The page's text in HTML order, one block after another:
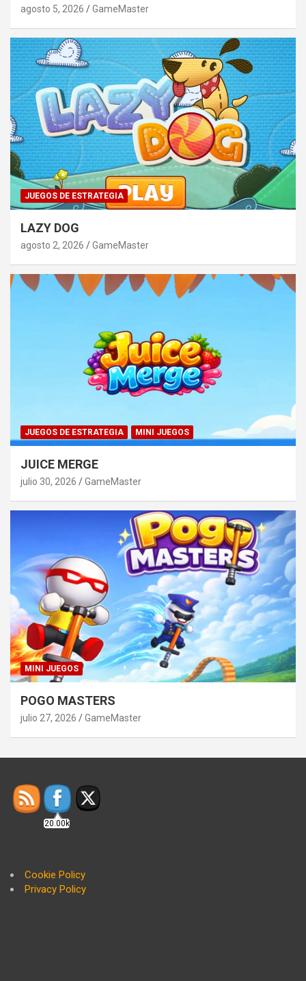
agosto 5, 2026 GameMaster
JUEGOS DE ESTRATEGIA
LAZY DOG
agosto 2, 2026 GameMaster
JUEGOS DE ESTRATEGIA MINI JUEGOS
JUICE MERGE
julio 30, 2026 GameMaster
MINI JUEGOS
POGO MASTERS
julio 27, 2026 GameMaster
20.00k
Cookie Policy
Privacy Policy